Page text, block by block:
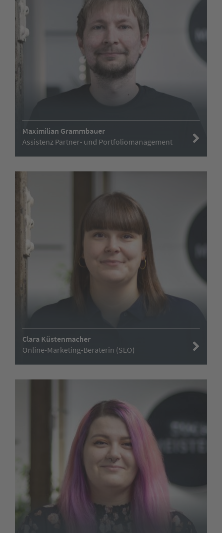
Maximilian Grammbauer
Assistenz Partner- und Portfoliomanagement
Clara Küstenmacher
Online-Marketing-Beraterin (SEO)